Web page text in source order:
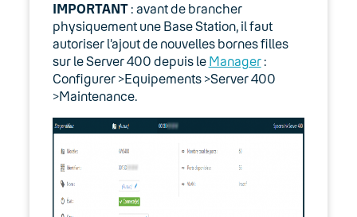
Keyyo Visio
IMPORTANT: avant de brancher
physiquement une Base Station, il faut
autoriser l’ajout de nouvelles bornes filles
sur le Server 400 depuis le Manager:
Configurer >Equipements >Server 400
>Maintenance.